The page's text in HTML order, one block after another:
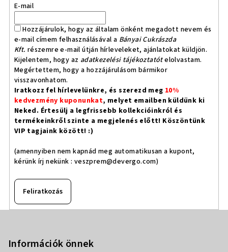
E-mail
Hozzájárulok, hogy az általam önként megadott nevem és
e-mail címem felhasználásával a Bányai Cukrászda
Kft. részemre e-mail útján hírleveleket, ajánlatokat küldjön.
Kijelentem, hogy az adatkezelési tájékoztatótelolvastam.
Megértettem, hogy a hozzájárulásom bármikor
visszavonhatom.
Iratkozz fel hírlevelünkre, és szerezd meg 10%
kedvezmény kuponunkat, melyet emailben küldünk ki
Neked. Értesülj a legfrissebb kollekcióinkról és
termékeinkről szinte a megjelenés előtt! Köszöntünk
VIP tagjaink között! :)
(amennyiben nem kapnád meg automatikusan a kupont,
kérünk írj nekünk : veszprem@devergo.com)
Feliratkozás
Információk önnek